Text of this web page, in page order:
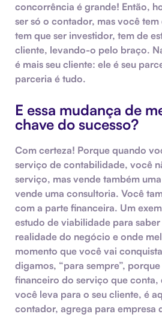
concorrência é grande! Então,
ser só o contador, mas você
tem que ser investidor, tem de
cliente, levando-o pelo braço.
é mais seu cliente: ele é seu
parceria é tudo.
E essa mudança de
chave do sucesso?
Com certeza! Porque quando
serviço de contabilidade, você
serviço, mas vende também
vende uma consultoria. Você
com a parte financeira. Um
estudo de viabilidade para
realidade do negócio e onde
momento que você vai
digamos, “para sempre”,
financeiro do serviço que conta,
você leva para o seu cliente, é
contador, agrega para empresa